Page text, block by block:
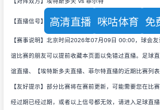
【直播信号】 高清直播 咪咕体育 免
【赛事说明】北京时间2026年07月09日 00:00，球会
谊比赛的朋友可以提前收藏本页面以免错过直播。足球
谊直播、【埃特斯多夫直播、菲尔特直播的近期比赛列
【友好提示】部分比赛将在赛前更新，可能需要您在比
经过期已经过期，或者以上信号都无效，请进入足球直播